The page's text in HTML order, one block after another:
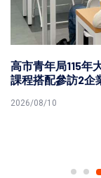
高市青年局115年
課程搭配參訪2企
2026/08/10